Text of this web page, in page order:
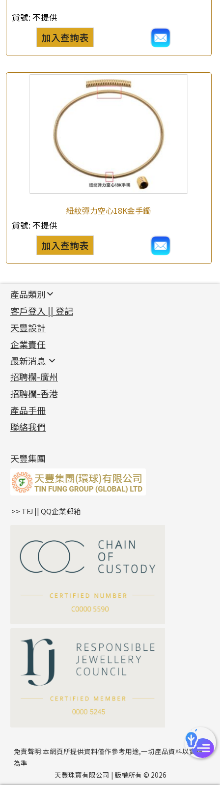
貨號: 不提供
加入查詢表
紐紋彈力空心18K金手鐲
貨號: 不提供
加入查詢表
公司名稱
聯絡電話
產品類別
新產品
足金系列
足金配件
機織鏈系列
珠仔鏈
镶口链
管狀網鏈
十字車花鏈系列
十字閃O鏈系列
十字錘打鏈系列
側身車花鏈系列
側身鏈系列
雙十字鏈系列
水波鏈系列
蛇骨鏈系列
鏈尾系列
嘴唇鏈系列
S車花鏈系列
珍珠鏈系列
坦克鏈系列
滿天星鏈系列
方假繩鏈系列
首飾配件
耳環類配件
卷迫系列
螺絲迫系列
梅花迫系列
平臺迫系列
綫拍系列
美拍系列
耳環扣系列
耳綫/耳鈎系列
耳環爪頭
耳環
鏈類配件
動感車花吊墜
調節珠系列
生圈扣系列
龍蝦扣系列
鴨俐制系列
字母吊墜
相盒吊墜
項鏈吊墜
生肖吊墜
星座吊墜
珠扣
其他類配件
珠盤系列
袖口鈕系列
焊片及鐳射綫
空心車花管
珠類配件
無孔光身珠
空心光身珠
無孔批花珠
鑲口類
四爪頭系列
六爪頭系列
車花片
動感車花片
鑲口戒指
鑲口手鏈系列
首飾系列
手镯系列
戒指系列
空心耳環
空心车花管首饰链
空心手鐲系列
貴金屬原料
千足金
記憶金屬系列
記憶戒指
拉簧珠珠手鏈
記憶鈦手鐲
客戶登入 || 登記
天豐設計
企業責任
最新消息
最新消息
各項證書(2)
相片集(9)
展覽會資訊
最新產品資訊
招聘欄-廣州
招聘欄-香港
產品手冊
聯絡我們
天豐集團
>> TFJ || QQ企業郵箱
免責聲明:本網頁所提供資料僅作參考用途,一切產品資料以實物
為準
天豐珠寶有限公司 | 版權所有 © 2026